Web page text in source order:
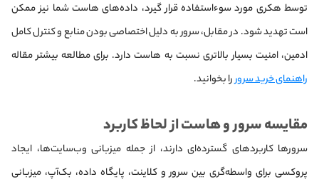
توسط هکری مورد سوءاستفاده قرار گیرد، داده‌های هاست شما نیز ممکن
است تهدید شود. در مقابل، سرور به دلیل اختصاصی بودن منابع و کنترل کامل
ادمین، امنیت بسیار بالاتری نسبت به هاست دارد. برای مطالعه بیشتر مقاله
راهنمای خرید سروررا بخوانید.
مقایسه سرور و هاست از لحاظ کاربرد
سرورها کاربردهای گسترده‌ای دارند، از جمله میزبانی وب‌سایت‌ها، ایجاد
پروکسی برای واسطه‌گری بین سرور و کلاینت، پایگاه داده، بک‌آپ، میزبانی